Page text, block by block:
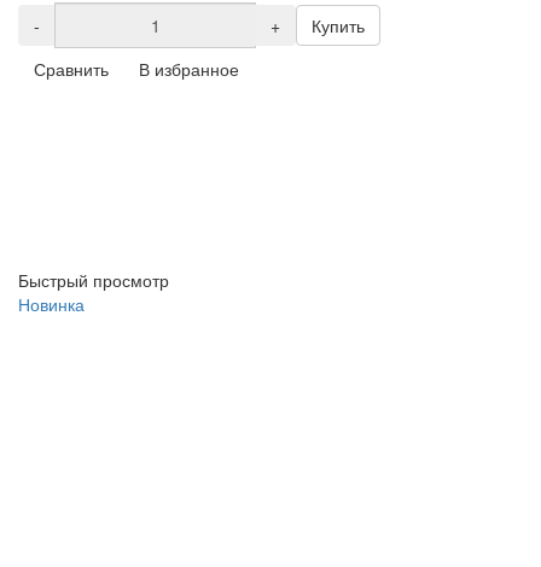
- +
Купить
Сравнить
В избранное
Быстрый просмотр
Новинка